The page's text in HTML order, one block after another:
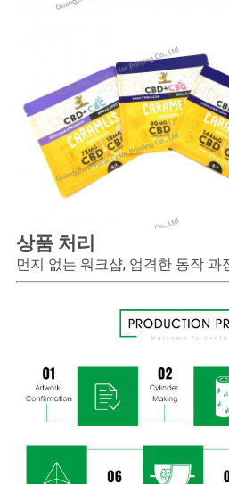
상품 처리
먼지 없는 워크샵, 엄격한 동작 과